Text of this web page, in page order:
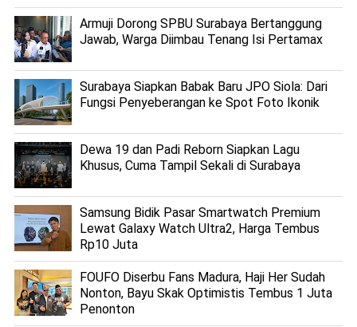
Armuji Dorong SPBU Surabaya Bertanggung
Jawab, Warga Diimbau Tenang Isi Pertamax
Surabaya Siapkan Babak Baru JPO Siola: Dari
Fungsi Penyeberangan ke Spot Foto Ikonik
Dewa 19 dan Padi Reborn Siapkan Lagu
Khusus, Cuma Tampil Sekali di Surabaya
Samsung Bidik Pasar Smartwatch Premium
Lewat Galaxy Watch Ultra2, Harga Tembus
Rp10 Juta
FOUFO Diserbu Fans Madura, Haji Her Sudah
Nonton, Bayu Skak Optimistis Tembus 1 Juta
Penonton